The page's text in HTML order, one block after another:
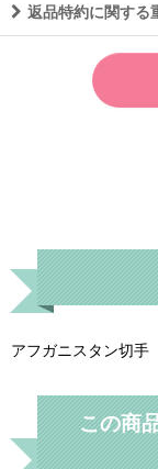
返品特約に関する
アフガニスタン切
この商